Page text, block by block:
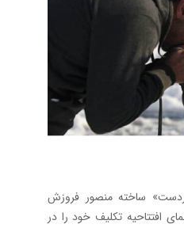
ساخته منصور فروزش
افتتاحیه تکلیف خود را در